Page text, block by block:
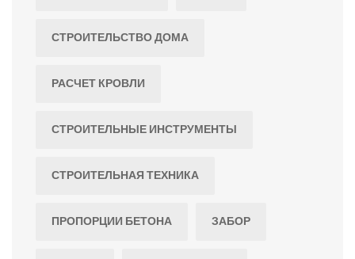
СТРОИТЕЛЬСТВО ДОМА
РАСЧЕТ КРОВЛИ
СТРОИТЕЛЬНЫЕ ИНСТРУМЕНТЫ
СТРОИТЕЛЬНАЯ ТЕХНИКА
ПРОПОРЦИИ БЕТОНА ЗАБОР